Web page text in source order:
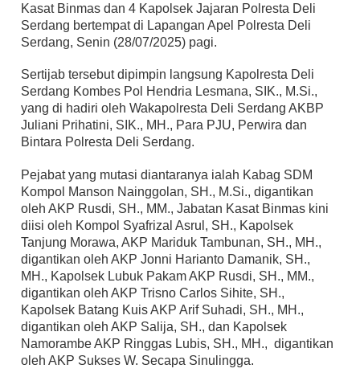
Kasat Binmas dan 4 Kapolsek Jajaran Polresta Deli
Serdang bertempat di Lapangan Apel Polresta Deli
Serdang, Senin (28/07/2025) pagi.
Sertijab tersebut dipimpin langsung Kapolresta Deli
Serdang Kombes Pol Hendria Lesmana, SIK., M.Si.,
yang di hadiri oleh Wakapolresta Deli Serdang AKBP
Juliani Prihatini, SIK., MH., Para PJU, Perwira dan
Bintara Polresta Deli Serdang.
Pejabat yang mutasi diantaranya ialah Kabag SDM
Kompol Manson Nainggolan, SH., M.Si., digantikan
oleh AKP Rusdi, SH., MM., Jabatan Kasat Binmas kini
diisi oleh Kompol Syafrizal Asrul, SH., Kapolsek
Tanjung Morawa, AKP Mariduk Tambunan, SH., MH.,
digantikan oleh AKP Jonni Harianto Damanik, SH.,
MH., Kapolsek Lubuk Pakam AKP Rusdi, SH., MM.,
digantikan oleh AKP Trisno Carlos Sihite, SH.,
Kapolsek Batang Kuis AKP Arif Suhadi, SH., MH.,
digantikan oleh AKP Salija, SH., dan Kapolsek
Namorambe AKP Ringgas Lubis, SH., MH., digantikan
oleh AKP Sukses W. Secapa Sinulingga.